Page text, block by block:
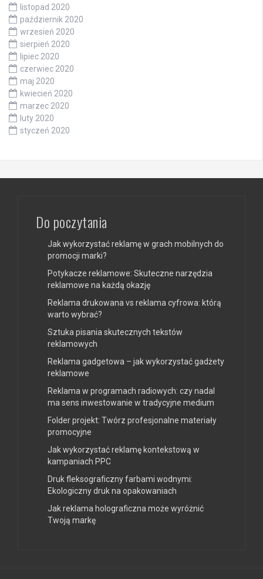
listopad 2020
październik 2020
wrzesień 2020
sierpień 2020
lipiec 2020
czerwiec 2020
maj 2020
kwiecień 2020
marzec 2020
luty 2020
styczeń 2020
Do poczytania
Jak wykorzystać reklamę w grach mobilnych do
promocji marki?
Potykacze reklamowe: Skuteczne narzędzia
reklamowe na każdą okazję
Reklama drukowana vs reklama cyfrowa: którą
warto wybrać?
Sztuka pisania skutecznych tekstów
reklamowych
Reklama gadgetowa – jak wykorzystać gadżety
reklamowe
Reklama w programach radiowych: czy nadal
ma sens inwestowanie w tradycyjne medium
Folder projekt: Twórz profesjonalne materiały
promocyjne
Jak wykorzystać reklamę kontekstową w
kampaniach PPC
Druk fleksograficzny farbami wodnymi:
Ekologiczny druk na opakowaniach
Jak reklama holograficzna może wyróżnić
Twoją markę